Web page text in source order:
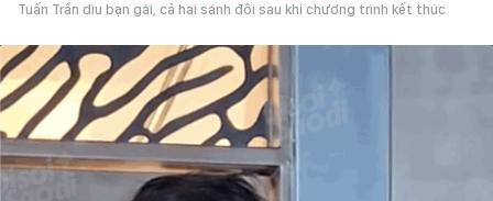
Tuấn Trần dìu bạn gái, cả hai sánh đôi sau khi chương trình kết thúc